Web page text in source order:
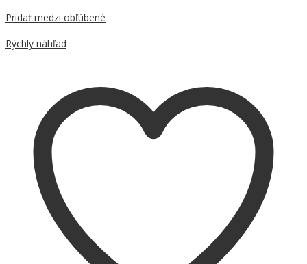
Pridať medzi obľúbené
Rýchly náhľad